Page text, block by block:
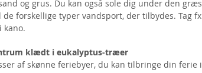
og grus. Du kan også sole dig under den
forskellige typer vandsport, der tilbydes. Tag
kano.
klædt i eukalyptus-træer
af skønne feriebyer, du kan tilbringe din ferie